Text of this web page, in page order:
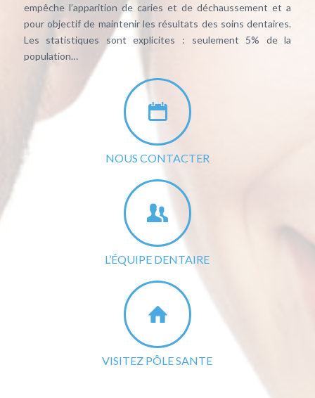
empêche l’apparition de caries et de déchaussement et a
pour objectif de maintenir les résultats des soins dentaires.
Les statistiques sont explicites : seulement 5% de la
population…
NOUS CONTACTER
L’ÉQUIPE DENTAIRE
VISITEZ PÔLE SANTE